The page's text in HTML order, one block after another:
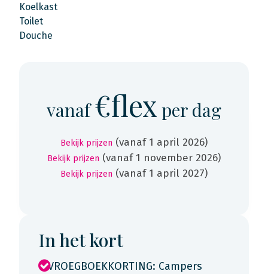
Koelkast
Toilet
Douche
vanaf€flex per dag
Bekijk prijzen (vanaf 1 april 2026)
Bekijk prijzen (vanaf 1 november 2026)
Bekijk prijzen (vanaf 1 april 2027)
In het kort
VROEGBOEKKORTING: Campers